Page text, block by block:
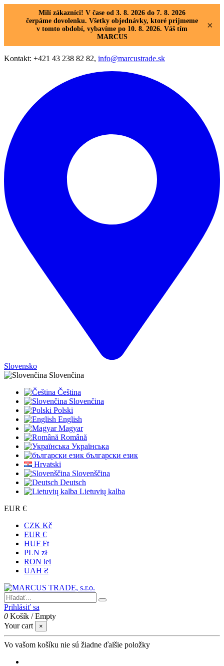
Milí zákazníci! V čase od 3. 8. 2026 do 7. 8. 2026
čerpáme dovolenku. Všetky objednávky, ktoré prijmeme
v tomto období, vybavíme po 10. 8. 2026. Váš tím
MARCUS
×
Kontakt: +421 43 238 82 82, info@marcustrade.sk
Slovensko
Slovenčina
Čeština
Slovenčina
Polski
English
Magyar
Română
Українська
български език
Hrvatski
Slovenščina
Deutsch
Lietuvių kalba
EUR €
CZK Kč
EUR €
HUF Ft
PLN zł
RON lei
UAH ₴
Prihlásiť sa
0 Košík /Empty
Your cart
×
Vo vašom košíku nie sú žiadne ďalšie položky